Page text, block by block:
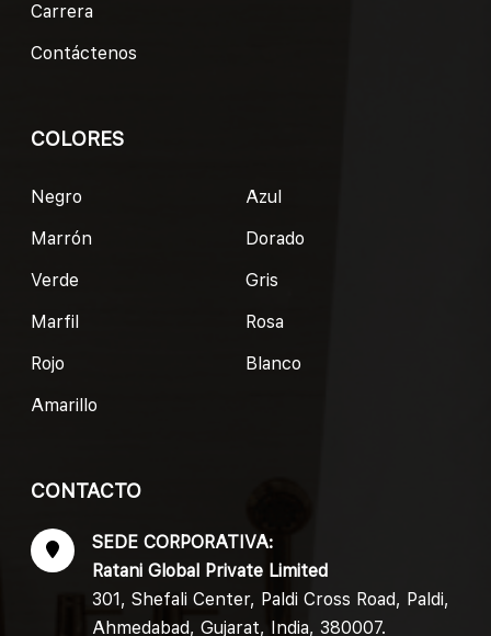
Carrera
Contáctenos
COLORES
Negro
Azul
Marrón
Dorado
Verde
Gris
Marfil
Rosa
Rojo
Blanco
Amarillo
CONTACTO
SEDE CORPORATIVA:
Ratani Global Private Limited
301, Shefali Center, Paldi Cross Road, Paldi,
Ahmedabad, Gujarat, India, 380007.